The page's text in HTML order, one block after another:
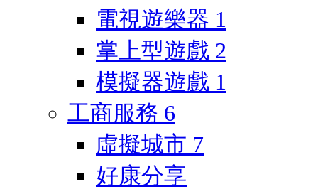
電視遊樂器 1
掌上型遊戲 2
模擬器遊戲 1
工商服務 6
虛擬城市 7
好康分享